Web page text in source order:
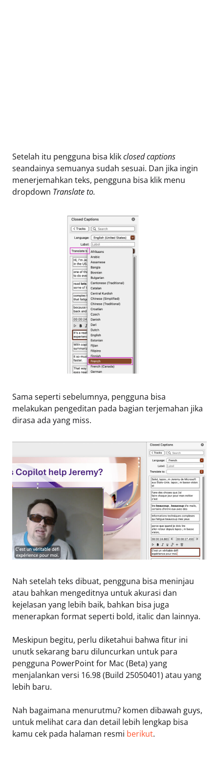
Setelah itu pengguna bisa klikclosed captions
seandainya semuanya sudah sesuai. Dan jika ingin
menerjemahkan teks, pengguna bisa klik menu
dropdown Translate to.
Sama seperti sebelumnya, pengguna bisa
melakukan pengeditan pada bagian terjemahan jika
dirasa ada yang miss.
Nah setelah teks dibuat, pengguna bisa meninjau
atau bahkan mengeditnya untuk akurasi dan
kejelasan yang lebih baik, bahkan bisa juga
menerapkan format seperti bold, italic dan lainnya.
Meskipun begitu, perlu diketahui bahwa fitur ini
unutk sekarang baru diluncurkan untuk para
pengguna PowerPoint for Mac (Beta) yang
menjalankan versi 16.98 (Build 25050401) atau yang
lebih baru.
Nah bagaimana menurutmu? komen dibawah guys,
untuk melihat cara dan detail lebih lengkap bisa
kamu cek pada halaman resmi berikut.